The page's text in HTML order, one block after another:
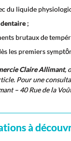
du liquide
;
brutaux de
les premiers
Claire Allimant,
Pour une
– 40 Rue de la
à